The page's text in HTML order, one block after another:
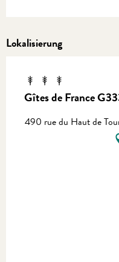
Lokalisierung
Gîtes de France
490 rue du Haut de